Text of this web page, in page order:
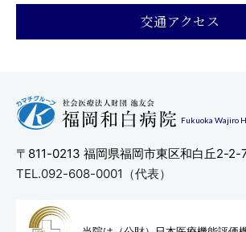
交通アクセス
Fukuoka Wajiro
〒811-0213 福岡県福岡市東区和白丘2-2-
TEL.092-608-0001（代表）